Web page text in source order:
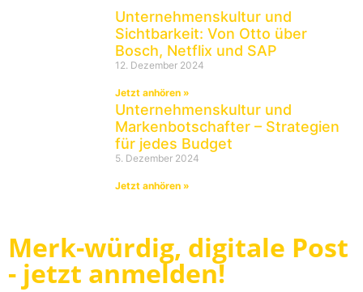
Unternehmenskultur und
Sichtbarkeit: Von Otto über
Bosch, Netflix und SAP
12. Dezember 2024
Jetzt anhören »
Unternehmenskultur und
Markenbotschafter – Strategien
für jedes Budget
5. Dezember 2024
Jetzt anhören »
Merk-würdig, digitale Post
- jetzt anmelden!